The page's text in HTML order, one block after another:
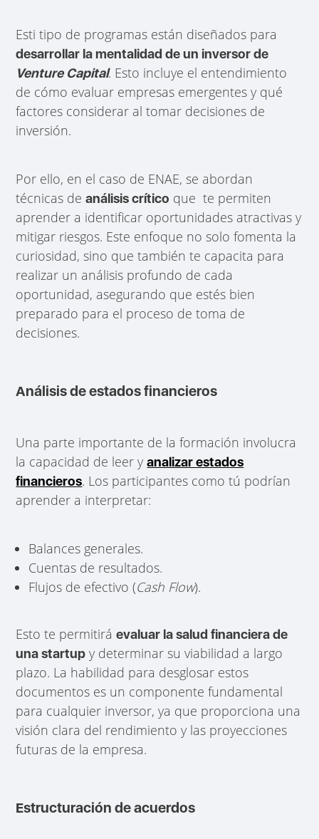
Esti tipo de programas están diseñados para
desarrollar la mentalidad de un inversor de
Venture Capital. Esto incluye el entendimiento
de cómo evaluar empresas emergentes y qué
factores considerar al tomar decisiones de
inversión.
Por ello, en el caso de ENAE, se abordan
técnicas deanálisis crítico que te permiten
aprender a identificar oportunidades atractivas y
mitigar riesgos. Este enfoque no solo fomenta la
curiosidad, sino que también te capacita para
realizar un análisis profundo de cada
oportunidad, asegurando que estés bien
preparado para el proceso de toma de
decisiones.
Análisis de estados financieros
Una parte importante de la formación involucra
la capacidad de leer yanalizar estados
financieros. Los participantes como tú podrían
aprender a interpretar:
Balances generales.
Cuentas de resultados.
Flujos de efectivo (Cash Flow).
Esto te permitiráevaluar la salud financiera de
una startup y determinar su viabilidad a largo
plazo. La habilidad para desglosar estos
documentos es un componente fundamental
para cualquier inversor, ya que proporciona una
visión clara del rendimiento y las proyecciones
futuras de la empresa.
Estructuración de acuerdos